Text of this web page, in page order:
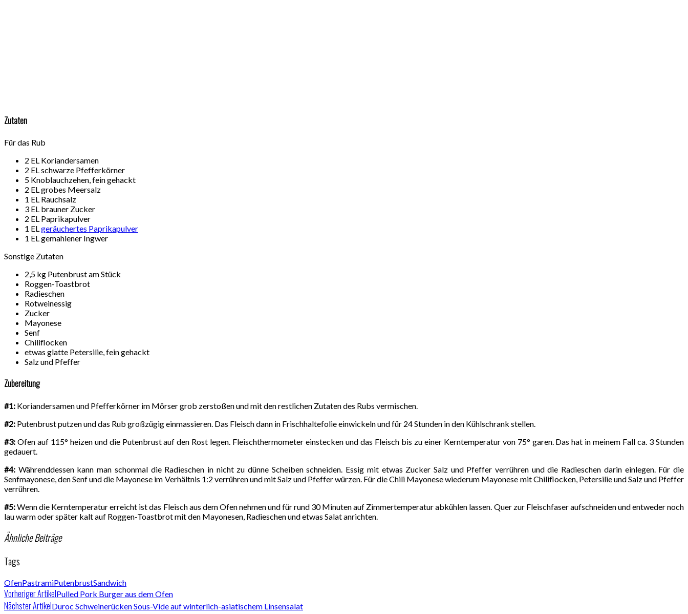
Zutaten
Für das Rub
2 EL Koriandersamen
2 EL schwarze Pfefferkörner
5 Knoblauchzehen, fein gehackt
2 EL grobes Meersalz
1 EL Rauchsalz
3 EL brauner Zucker
2 EL Paprikapulver
1 ELgeräuchertes Paprikapulver
1 EL gemahlener Ingwer
Sonstige Zutaten
2,5 kg Putenbrust am Stück
Roggen-Toastbrot
Radieschen
Rotweinessig
Zucker
Mayonese
Senf
Chiliflocken
etwas glatte Petersilie, fein gehackt
Salz und Pfeffer
Zubereitung
#1: Koriandersamen und Pfefferkörner im Mörser grob zerstoßen und mit den restlichen Zutaten des Rubs vermischen.
#2: Putenbrust putzen und das Rub großzügig einmassieren. Das Fleisch dann in Frischhaltefolie einwickeln und für 24 Stunden in den Kühlschrank stellen.
#3: Ofen auf 115° heizen und die Putenbrust auf den Rost legen. Fleischthermometer einstecken und das Fleisch bis zu einer Kerntemperatur von 75° garen. Das hat in meinem Fall ca. 3 Stunden
gedauert.
#4: Währenddessen kann man schonmal die Radieschen in nicht zu dünne Scheiben schneiden. Essig mit etwas Zucker Salz und Pfeffer verrühren und die Radieschen darin einlegen. Für die
Senfmayonese, den Senf und die Mayonese im Verhältnis 1:2 verrühren und mit Salz und Pfeffer würzen. Für die Chili Mayonese wiederum Mayonese mit Chiliflocken, Petersilie und Salz und Pfeffer
verrühren.
#5:Wenn die Kerntemperatur erreicht ist das Fleisch aus dem Ofen nehmen und für rund 30 Minuten auf Zimmertemperatur abkühlen lassen. Quer zur Fleischfaser aufschneiden und entweder noch
lau warm oder später kalt auf Roggen-Toastbrot mit den Mayonesen, Radieschen und etwas Salat anrichten.
Ähnliche Beiträge
Tags
OfenPastramiPutenbrustSandwich
Vorheriger ArtikelPulled Pork Burger aus dem Ofen
Nächster ArtikelDuroc Schweinerücken Sous-Vide auf winterlich-asiatischem Linsensalat